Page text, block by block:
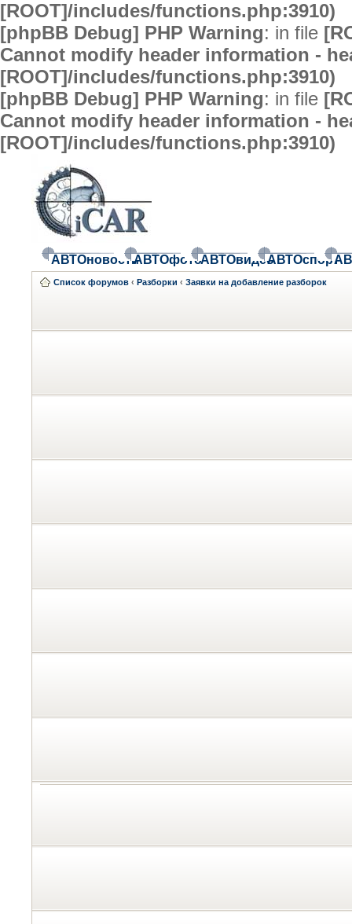
[ROOT]/includes/functions.php:3910)
[phpBB Debug] PHP Warning: in file
Cannot modify header information -
[ROOT]/includes/functions.php:3910)
[phpBB Debug] PHP Warning: in file
Cannot modify header information -
[ROOT]/includes/functions.php:3910)
АВТОновостиАВТОфотоАВТОвидеоАВТОспорт
Список форумов ‹ Разборки ‹ Заявки на добавление разборок